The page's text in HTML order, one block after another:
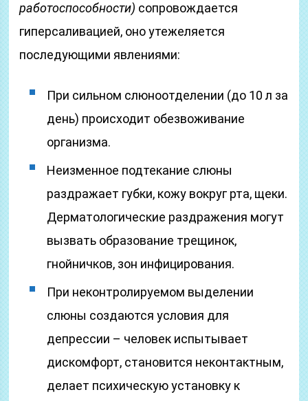
работоспособности) сопровождается
гиперсаливацией, оно утежеляется
последующими явлениями:
При сильном слюноотделении (до 10 л за
день) происходит обезвоживание
организма.
Неизменное подтекание слюны
раздражает губки, кожу вокруг рта, щеки.
Дерматологические раздражения могут
вызвать образование трещинок,
гнойничков, зон инфицирования.
При неконтролируемом выделении
слюны создаются условия для
депрессии – человек испытывает
дискомфорт, становится неконтактным,
делает психическую установку к